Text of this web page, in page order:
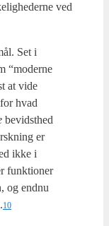
ved
Set i
“moder­ne
at vide
hvad
bevidst­hed
er
ikke i
funk­tio­ner
og end­nu
10